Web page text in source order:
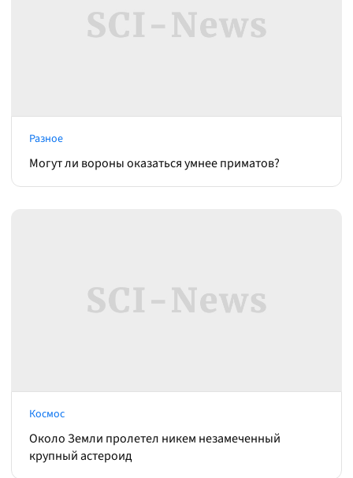
Разное
Могут ли вороны оказаться умнее приматов?
Космос
Около Земли пролетел никем незамеченный
крупный астероид